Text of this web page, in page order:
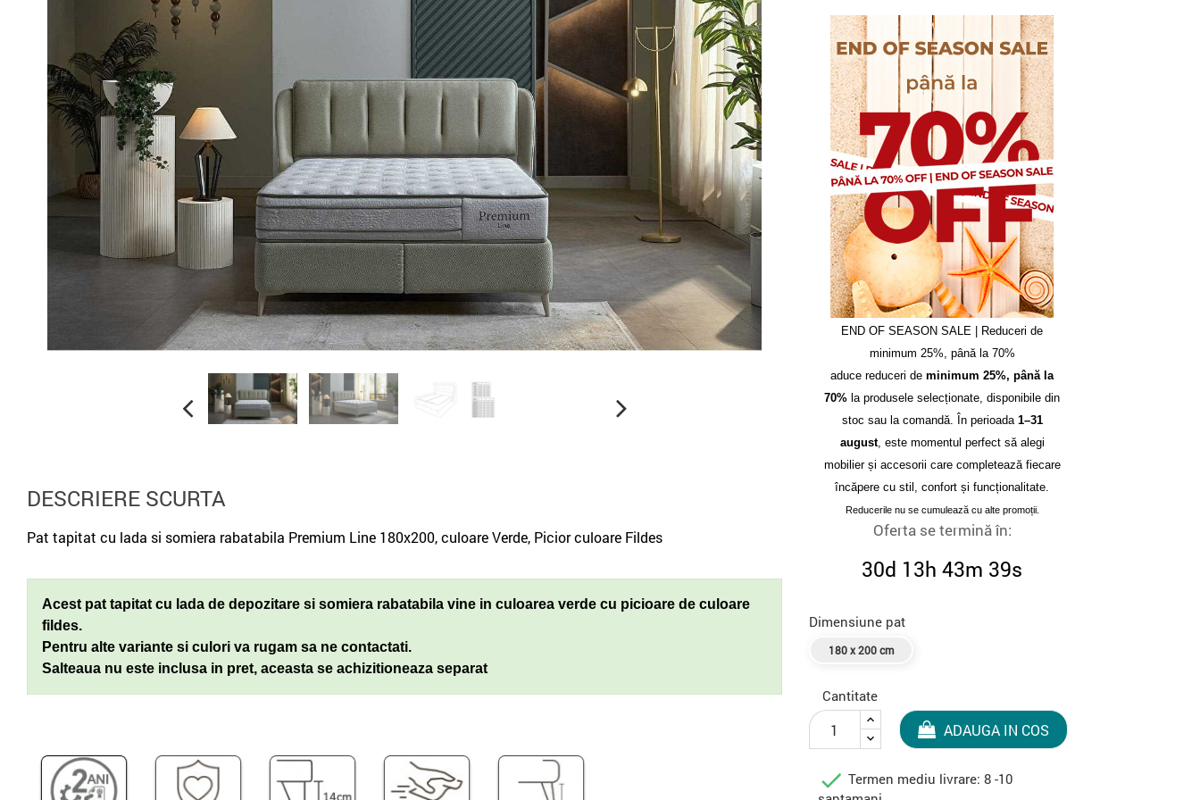
DESCRIERE SCURTA
Pat tapitat cu lada si somiera rabatabila Premium Line 180x200, culoare Verde, Picior culoare Fildes
Acest pat tapitat cu lada de depozitare si somiera rabatabila vine in culoarea verde cu picioare de culoare
fildes.
Pentru alte variante si culori va rugam sa ne contactati.
Salteaua nu este inclusa in pret, aceasta se achizitioneaza separat
END OF SEASON SALE | Reduceri de
minimum 25%, până la 70%
aduce reduceri deminimum 25%, până la
70% la produsele selecționate, disponibile din
stoc sau la comandă. În perioada 1–31
august, este momentul perfect să alegi
mobilier și accesorii care completează fiecare
încăpere cu stil, confort și funcționalitate.
Reducerile nu se cumulează cu alte promoții.
Oferta se termină în:
30d 13h 43m 38s
Dimensiune pat
180 x 200 cm
Cantitate
ADAUGA IN COS
 Termen mediu livrare: 8 -10